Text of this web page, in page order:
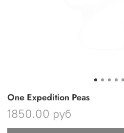
One Expedition Peas
1850.00 руб